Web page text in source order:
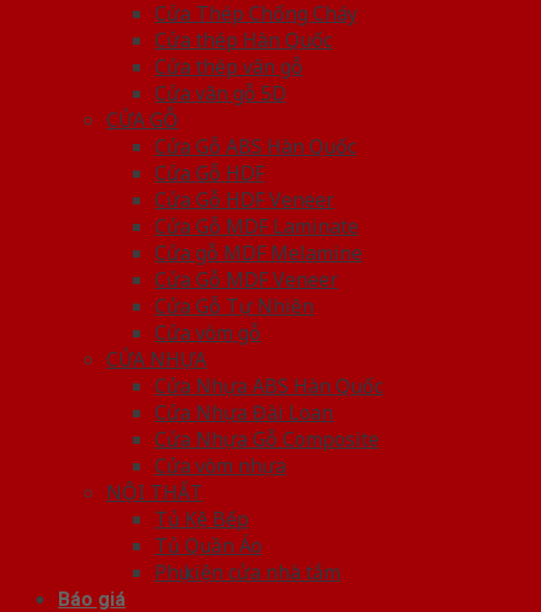
Cửa Thép Chống Cháy
Cửa thép Hàn Quốc
Cửa thép vân gỗ
Cửa vân gỗ 5D
CỬA GỖ
Cửa Gỗ ABS Hàn Quốc
Cửa Gỗ HDF
Cửa Gỗ HDF Veneer
Cửa Gỗ MDF Laminate
Cửa gỗ MDF Melamine
Cửa Gỗ MDF Veneer
Cửa Gỗ Tự Nhiên
Cửa vòm gỗ
CỬA NHỰA
Cửa Nhựa ABS Hàn Quốc
Cửa Nhựa Đài Loan
Cửa Nhựa Gỗ Composite
Cửa vòm nhựa
NỘI THẤT
Tủ Kệ Bếp
Tủ Quần Áo
Phụ kiện cửa nhà tắm
Báo giá